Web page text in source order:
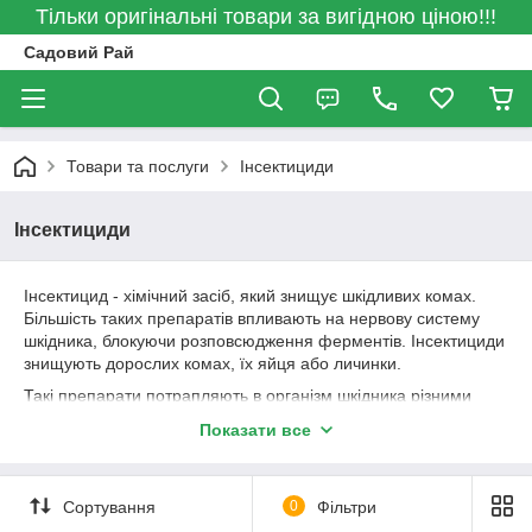
Тільки оригінальні товари за вигідною ціною!!!
Садовий Рай
Товари та послуги Інсектициди
Інсектициди
Інсектицид - хімічний засіб, який знищує шкідливих комах.
Більшість таких препаратів впливають на нервову систему
шкідника, блокуючи розповсюдження ферментів. Інсектициди
знищують дорослих комах, їх яйця або личинки.
Такі препарати потрапляють в організм шкідника різними
через дихальну систему. Контактний інсектицид абсорбується
речовина всмоктується в тканини рослин, а після контакту
Показати все
Сортування 0 Фільтри